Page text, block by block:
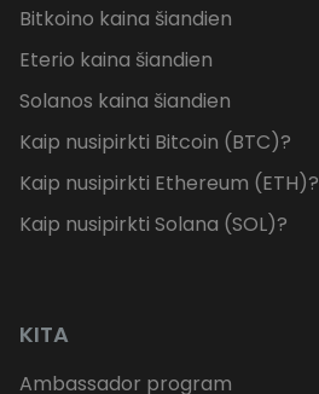
Bitkoino kaina šiandien
Eterio kaina šiandien
Solanos kaina šiandien
Kaip nusipirkti Bitcoin (BTC)?
Kaip nusipirkti Ethereum (ETH)?
Kaip nusipirkti Solana (SOL)?
KITA
Ambassador program